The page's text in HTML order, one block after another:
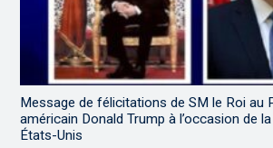
Message de félicitations de SM le Roi au
américain Donald Trump à l’occasion de
États-Unis